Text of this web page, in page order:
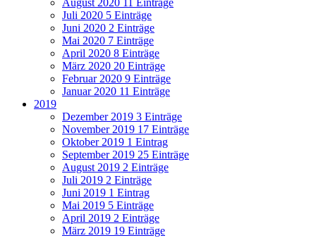
August 2020 11 Einträge
Juli 2020 5 Einträge
Juni 2020 2 Einträge
Mai 2020 7 Einträge
April 2020 8 Einträge
März 2020 20 Einträge
Februar 2020 9 Einträge
Januar 2020 11 Einträge
2019
Dezember 2019 3 Einträge
November 2019 17 Einträge
Oktober 2019 1 Eintrag
September 2019 25 Einträge
August 2019 2 Einträge
Juli 2019 2 Einträge
Juni 2019 1 Eintrag
Mai 2019 5 Einträge
April 2019 2 Einträge
März 2019 19 Einträge